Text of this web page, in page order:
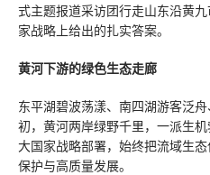
式主题报道采访团行走山东沿黄
家战略上给出的扎实答案。
黄河下游的绿色生态走廊
东平湖碧波荡漾、南四湖游客泛
初，黄河两岸绿野千里，一派生
大国家战略部署，始终把流域生
保护与高质量发展。